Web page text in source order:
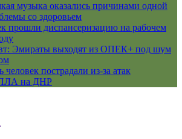
музыка оказались причинами одной
со здоровьем
прошли диспансеризацию на рабочем
Эмираты выходят из ОПЕК+ под шум
пострадали из-за атак
на ДНР